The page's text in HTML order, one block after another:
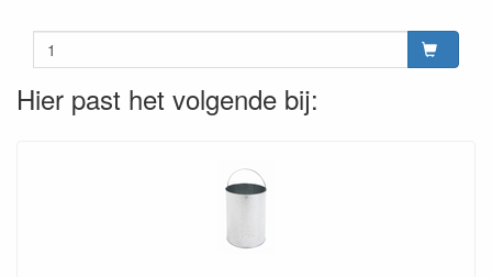
Hier past het volgende bij: